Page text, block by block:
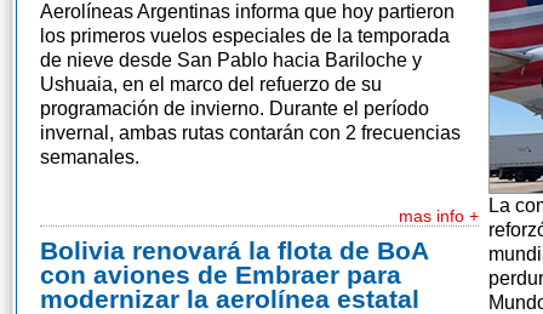
Aerolíneas Argentinas informa que hoy partieron
los primeros vuelos especiales de la temporada
de nieve desde San Pablo hacia Bariloche y
Ushuaia, en el marco del refuerzo de su
programación de invierno. Durante el período
invernal, ambas rutas contarán con 2 frecuencias
semanales.
mas info +
Bolivia renovará la flota de BoA
con aviones de Embraer para
modernizar la aerolínea estatal
La